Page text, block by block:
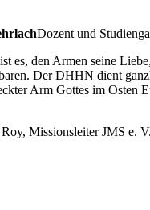
Dozent und
es, den Armen seine
Der DHHN dient
Arm Gottes im Osten
Roy, Missionsleiter JMS e.